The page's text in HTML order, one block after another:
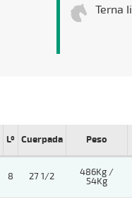
Terna Ii
Lº Cuerpada Peso
8 27 1/2
486Kg /
54Kg